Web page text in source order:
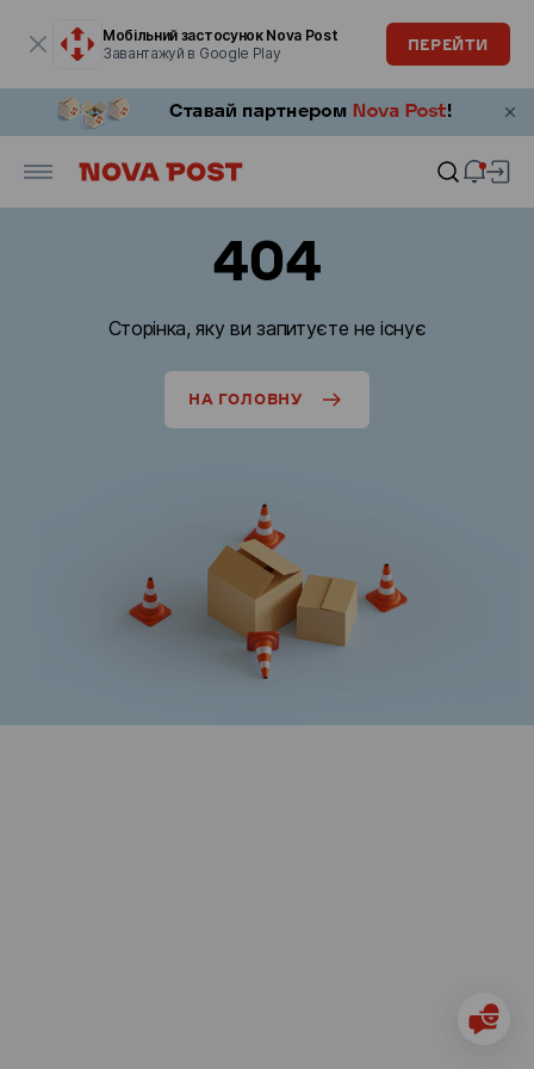
Мобільний застосунок Nova Post
Завантажуй в Google Play
ПЕРЕЙТИ
404
Сторінка, яку ви запитуєте не існує
НА ГОЛОВНУ